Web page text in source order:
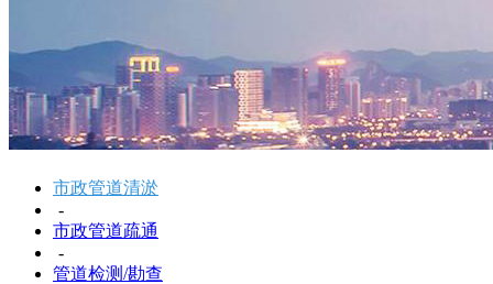
市政管道清淤
-
市政管道疏通
-
管道检测/勘查